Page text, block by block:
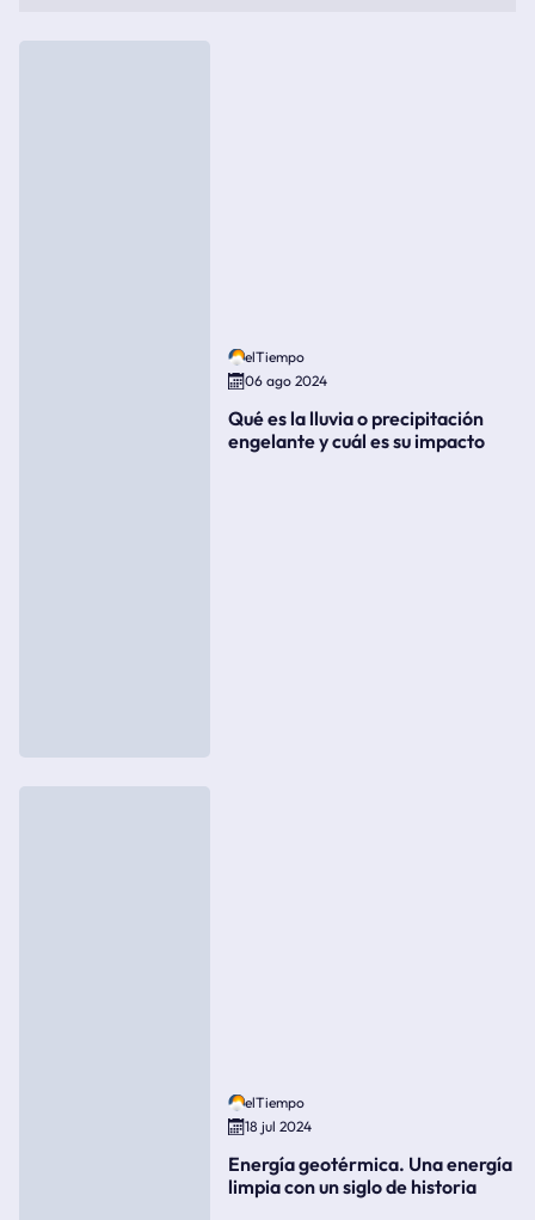
elTiempo
06 ago 2024
Qué es la lluvia o precipitación
engelante y cuál es su impacto
elTiempo
18 jul 2024
Energía geotérmica. Una energía
limpia con un siglo de historia